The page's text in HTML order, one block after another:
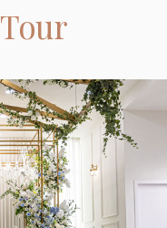
Tour